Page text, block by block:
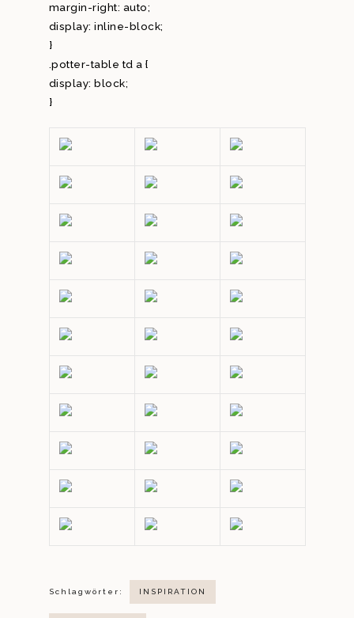
margin-right: auto;
display: inline-block;
}
.potter-table td a {
display: block;
}
Schlagwörter: INSPIRATION